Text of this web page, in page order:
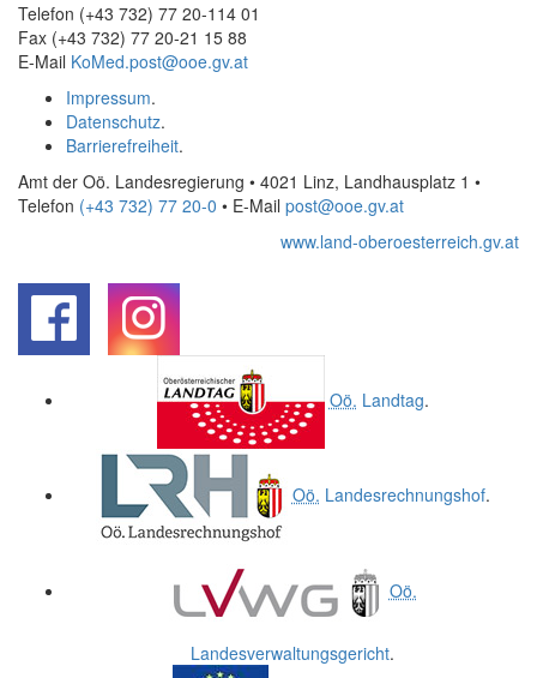
Telefon (+43 732) 77 20-114 01
Fax (+43 732) 77 20-21 15 88
E-Mail KoMed.post@ooe.gv.at
Impressum.
Datenschutz.
Barrierefreiheit.
Amt der Oö. Landesregierung • 4021 Linz, Landhausplatz 1 •
Telefon (+43 732) 77 20-0 • E-Mail post@ooe.gv.at
www.land-oberoesterreich.gv.at
Oö. Landtag.
Oö. Landesrechnungshof.
Oö.
Landesverwaltungsgericht.